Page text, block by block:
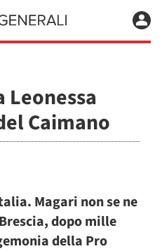
Caimano
Magari non se ne
dopo mille
della Pro